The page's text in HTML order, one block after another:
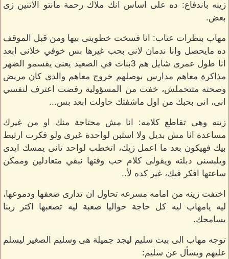
زينه باندفاع: ده على اساس انك ملاك رحمة مانتو الاتنين زى
بعض.
مهاب بنظرات عتاب: انا فسخت خطوبتى بيها ومن قبل الموقف
ده مايحصل وانا ندمان لانى بحب غيرها بس خوفي خلانى ابعد
انا طول عمرى شايل هم 3بنات في الصعيد يعنى يقسمو الضهر
مذاكرة معاهم مدارس بوصلهم خروج معاهم والدى كان مريض
وصحته متتحملش، خفت من المسؤولية رفضت اعترف لنفسي
انى، انى بحبك من اول ماشفتك حاولت ابعد بس...
زينه وهى تقاطع كلامه: انا مش محتاجة منك او من غيرك
مساعدة انا مش بديل ولا استبن لواحدة غيرى ولو فكرت ارتبط
بيك فهيكون بعد ما اعمل زيك، اتخطب لواحد تانى يمسك ايدى
ويلبسنى دبلته ويقولى كلام حب وقتها نبقي متعادلين وممكن
ساعتها افكر فيك، غير كده لأ..
اختفت زينه من امامه مسرعه تحاول ان تدارى ضعفها ودموعها،
ليه يامهاب ليه كل حاجة حواليا صعبة ليه تصعبها اكتر ربنا
يسامحك.
توجه مهاب الى بيت سليم ليجد جميلة هى وسليم الصغير ليسلم
عليهم ويسأل عن سليم: